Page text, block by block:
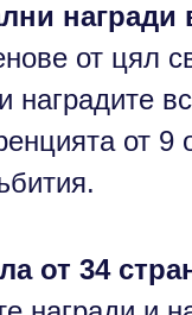
награди
от цял
наградите
от 9
от 34